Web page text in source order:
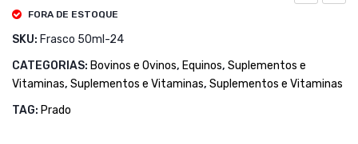
FORA DE ESTOQUE
SKU: Frasco 50ml-24
CATEGORIAS: Bovinos e Ovinos, Equinos, Suplementos e
Vitaminas, Suplementos e Vitaminas, Suplementos e Vitaminas
TAG: Prado